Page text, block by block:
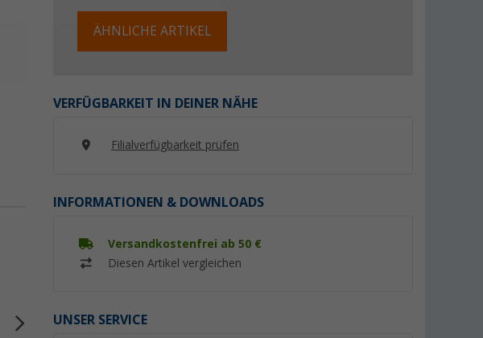
ÄHNLICHE ARTIKEL
VERFÜGBARKEIT IN DEINER NÄHE
Filialverfügbarkeit prüfen
INFORMATIONEN & DOWNLOADS
Versandkostenfrei ab 50 €
Diesen Artikel vergleichen
UNSER SERVICE
%